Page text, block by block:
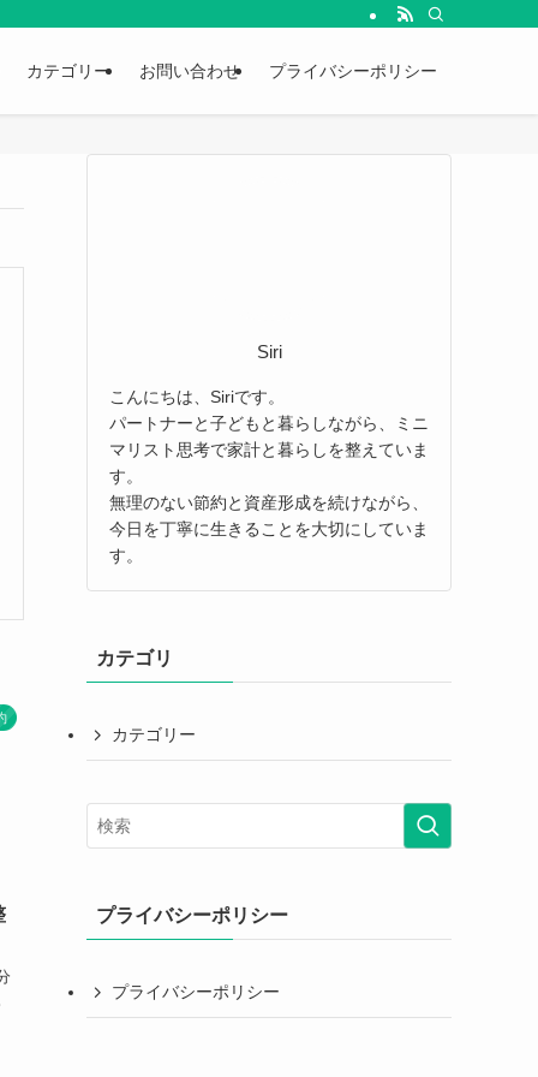
カテゴリー お問い合わせ プライバシーポリシー
Siri
こんにちは、Siriです。
パートナーと子どもと暮らしながら、ミニ
マリスト思考で家計と暮らしを整えていま
す。
無理のない節約と資産形成を続けながら、
今日を丁寧に生きることを大切にしていま
す。
カテゴリ
カテゴリー
プライバシーポリシー
プライバシーポリシー